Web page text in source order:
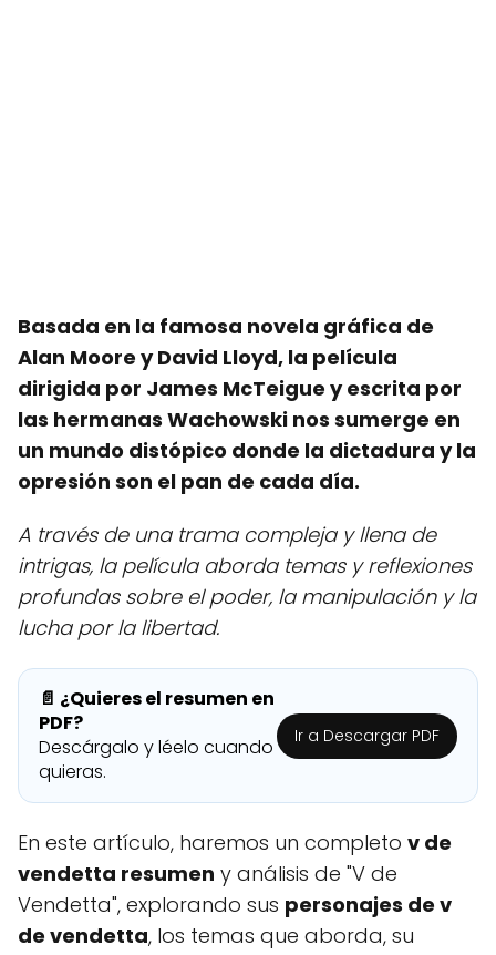
Basada en la famosa novela gráfica de
Alan Moore y David Lloyd, la película
dirigida por James McTeigue y escrita por
las hermanas Wachowski nos sumerge en
un mundo distópico donde la dictadura y la
opresión son el pan de cada día.
A través de una trama compleja y llena de
intrigas, la película aborda temas y reflexiones
profundas sobre el poder, la manipulación y la
lucha por la libertad.
📄 ¿Quieres el resumen en
PDF?
Descárgalo y léelo cuando
quieras.
Ir a Descargar PDF
En este artículo, haremos un completo v de
vendetta resumen y análisis de "V de
Vendetta", explorando sus personajes de v
de vendetta, los temas que aborda, su